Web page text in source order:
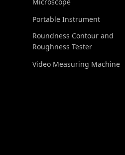
Portable Instrument
Roundness Contour and
Roughness Tester
Video Measuring Machine